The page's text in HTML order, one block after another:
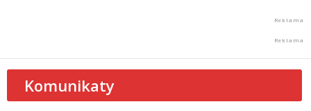
Komunikaty